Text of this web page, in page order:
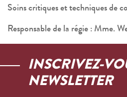
Soins critiques et techniques de
Responsable de la régie : Mme.
INSCRIVEZ-
NEWSLETTER